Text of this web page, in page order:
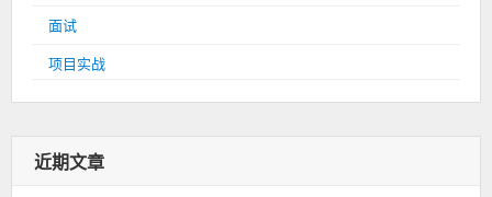
面试
项目实战
近期文章